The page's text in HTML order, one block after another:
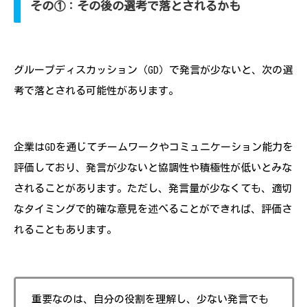
その①：その後の選考で落とされるかも
グループディスカッション（GD）で発言が少ないと、次の選
考で落とされる可能性があります。
企業はGDを通じてチームワークやコミュニケーション能力を
評価しており、発言が少ないと協調性や積極性が低いとみな
されることがあります。ただし、発言量が少なくても、適切
なタイミングで的確な意見を述べることができれば、評価さ
れることもあります。
重要なのは、自分の役割を理解し、少ない発言でも